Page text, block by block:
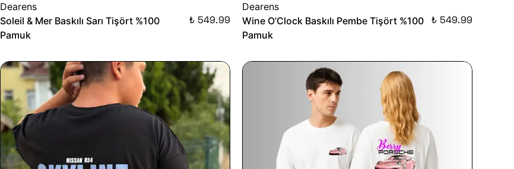
Dearens
Soleil & Mer Baskılı Sarı Tişört %100
Pamuk
₺ 549.99
Dearens
Wine O’Clock Baskılı Pembe Tişört %100
Pamuk
₺ 549.99